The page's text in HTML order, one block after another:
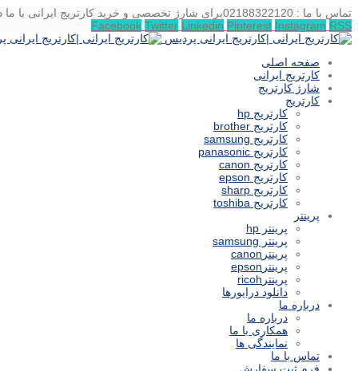
تماس با ما : 02188322120
برای شارژ تخصصی و خرید کارتریج ایرانی با ما
Facebook Twitter Linkedin Pinterest Instagram RSS
صفحه اصلی
کارتریج ایرانی
شارژ کارتریج
کارتریج
کارتریج hp
کارتریج brother
کارتریج samsung
کارتریج panasonic
کارتریج canon
کارتریج epson
کارتریج sharp
کارتریج toshiba
پرینتر
پرینتر hp
پرینتر samsung
پرینترcanon
پرینترepson
پرینترricoh
دانلود درایورها
درباره ما
درباره ما
همکاری با ما
نمایندگی ها
تماس با ما